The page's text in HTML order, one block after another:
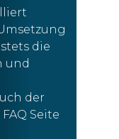
die
und
der
Seite